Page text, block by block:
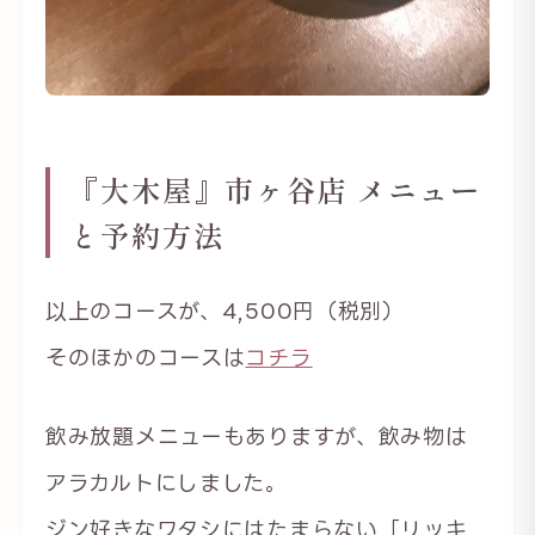
『大木屋』市ヶ谷店 メニュー
と予約方法
以上のコースが、4,500円（税別）
そのほかのコースはコチラ
飲み放題メニューもありますが、飲み物は
アラカルトにしました。
ジン好きなワタシにはたまらない「リッキ